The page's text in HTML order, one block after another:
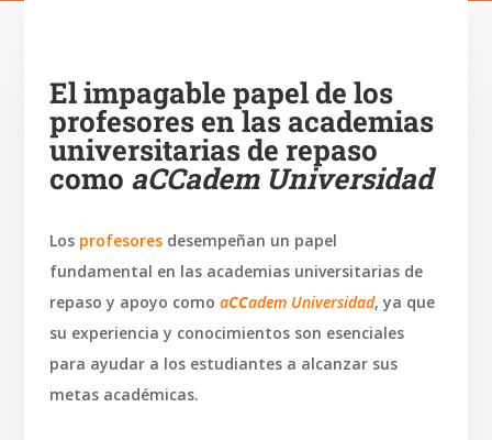
El impagable papel de los
profesores en las academias
universitarias de repaso
como aCCadem Universidad
Los profesoresdesempeñan un papel
fundamental en las academias universitarias de
repaso y apoyo como aCCadem Universidad, ya que
su experiencia y conocimientos son esenciales
para ayudar a los estudiantes a alcanzar sus
metas académicas.